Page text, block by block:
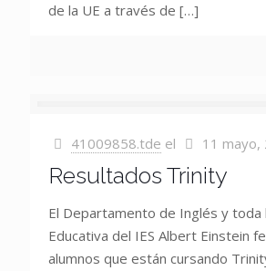
de la UE a través de […]
41009858.tde el 11 mayo,
Resultados Trinity
El Departamento de Inglés y toda
Educativa del IES Albert Einstein
alumnos que están cursando